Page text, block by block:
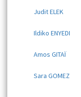
Judit ELEK
Ildiko ENYEDI
Amos GITAÏ
Sara GOMEZ